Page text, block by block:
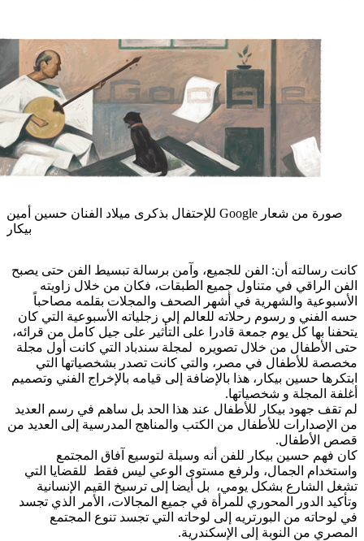
صورة من شعار Google للإحتفال بذكرى ميلاد الفنان حسين أمين
بيكار
كانت رسالته أن: الفن للجميع، وآمن برسالة تبسيط الفن حتى يصبح
الفن الراقي في متناول جميع الطبقات، فكان من خلال زاويته
الأسبوعية والشهرية في أشهر الصحف والمجلات بقلمه مصاحباً
حسه الفني و رسوم رحلاته للعالم إلى زجلياته الأسبوعية التي كان
يتحفنا بها كل يوم جمعة قادرا على التأثير على جيل كامل من قرائه،
حتى الأطفال من خلال تصويره لمجلة سندباد التي كانت أول مجلة
مخصصة للأطفال في مصر، والتي كانت تصدر بشخصياتها التي
ابتكرها حسين بيكار، هذا بالإضافة إلى قيامه بالإخراج الفني وتصميم
أغلفة المجلة و شخصياتها.
لم تقف جهود بيكار للأطفال عند هذا الحد بل ساهم في رسم العديد
من الإصدارات للأطفال من الكتب والمناهج المدرسية إلى العديد من
قصص الأطفال.
كان فهم حسين بيكار للفن أنه وسيلة لتوسيع آفاق المجتمع
واستخدام الجمال، ولرفع مستوى الوعي ليس فقط للقضايا التي
تشغل الشارع بشكل يومي، بل أيضا إلى ترسيخ القيم الإنسانية
وتأكيد الدور المحوري للمرأة في جميع المجالات، الأمر الذي تجسد
في لوحاته من البورتريه إلى لوحاته التي تجسد تنوع المجتمع
المصري من النوبة إلى الإسكندرية.